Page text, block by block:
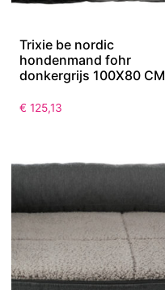
Trixie be nordic
hondenmand fohr
donkergrijs 100X80 CM
€ 125,13